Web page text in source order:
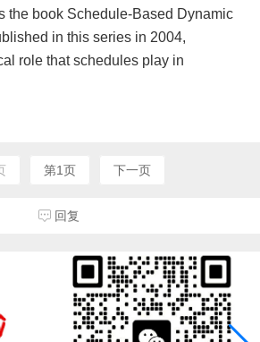
the book Schedule-Based Dynamic
in this series in 2004,
role that schedules play in
第1页 下一页
回复